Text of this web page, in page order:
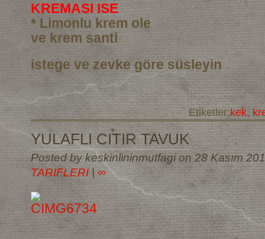
KREMASI ISE
* Limonlu krem ole
ve krem santi
istege ve zevke göre süsleyin
Etiketler:kek,
YULAFLI CITIR TAVUK
Posted by keskinlininmutfagi on 28 Kasım
TARIFLERI
∞